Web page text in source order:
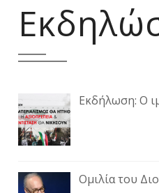
Εκδήλωση: Ο
Ομιλία του